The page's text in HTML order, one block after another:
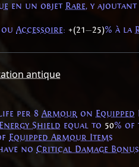
en un objet Rare, y ajoutant
Accessoire: +(21—25)% à la
antique
per 8 Armour on Equipped
Shield equal to 50% of
Equipped Armour Items
no Critical Damage Bonus